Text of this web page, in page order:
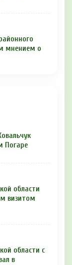
мнением о
Погаре
области
визитом
области с
в